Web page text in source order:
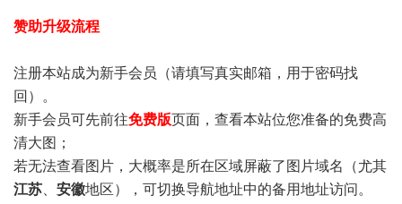
赞助升级流程
注册本站成为新手会员 （请填写真实邮箱，用于密码找
回）。
新手会员可先前往免费版页面，查看本站位您准备的免费高
清大图；
若无法查看图片，大概率是所在区域屏蔽了图片域名（尤其
江苏
安徽地区），可切换导航地址中的备用地址访问。